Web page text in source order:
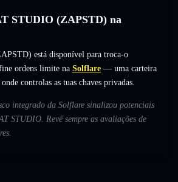
STUDIO (ZAPSTD) na
está disponível para troca-o
ordens limite na Solflare — uma carteira
controlas as tuas chaves privadas.
integrado da Solflare sinalizou potenciais
STUDIO. Revê sempre as avaliações de